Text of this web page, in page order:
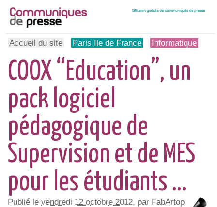
Accueil du site Paris Ile de France Informatique
COOX “Education”, un
pack logiciel
pédagogique de
Supervision et de MES
pour les étudiants ...
Publié levendredi 12 octobre 2012, par FabArtop